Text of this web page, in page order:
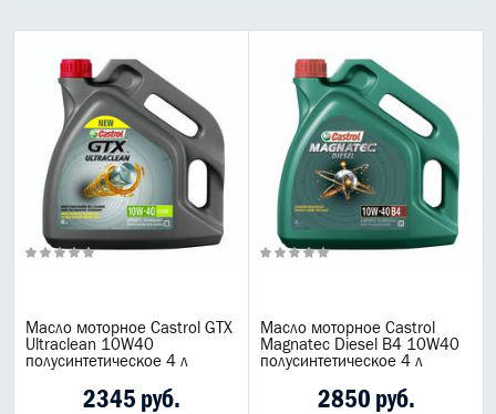
МОТО МАСЛА
ВСЕ БРЕНДЫ
Liqui moly
Castrol
Масла Elf
G-Energy
Mannol
Масло моторное Castrol GTX
Ultraclean 10W40
полусинтетическое 4 л
2345 руб.
Масло моторное Castrol
Magnatec Diesel B4 10W40
полусинтетическое 4 л
2850 руб.